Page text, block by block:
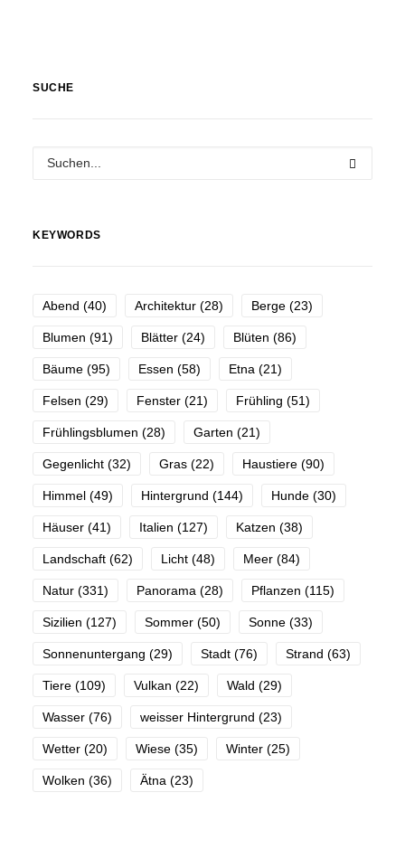
SUCHE
KEYWORDS
Abend (40) Architektur (28) Berge (23)
Blumen (91) Blätter (24) Blüten (86)
Bäume (95) Essen (58) Etna (21)
Felsen (29) Fenster (21) Frühling (51)
Frühlingsblumen (28) Garten (21)
Gegenlicht (32) Gras (22) Haustiere (90)
Himmel (49) Hintergrund (144) Hunde (30)
Häuser (41) Italien (127) Katzen (38)
Landschaft (62) Licht (48) Meer (84)
Natur (331) Panorama (28) Pflanzen (115)
Sizilien (127) Sommer (50) Sonne (33)
Sonnenuntergang (29) Stadt (76) Strand (63)
Tiere (109) Vulkan (22) Wald (29)
Wasser (76) weisser Hintergrund (23)
Wetter (20) Wiese (35) Winter (25)
Wolken (36) Ätna (23)